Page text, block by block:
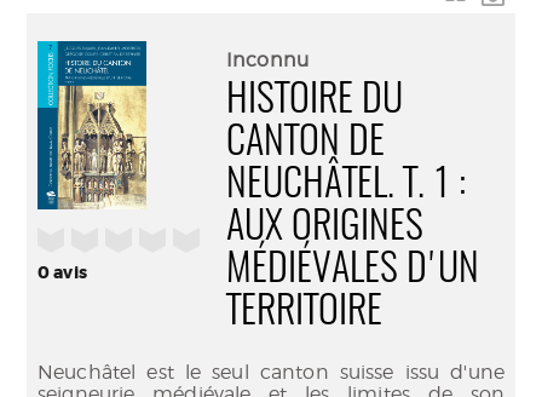
0avis
Inconnu
HISTOIRE DU
CANTON DE
NEUCHÂTEL. T. 1 :
AUX ORIGINES
MÉDIÉVALES D'UN
TERRITOIRE
Neuchâtel est le seul canton suisse issu d'une